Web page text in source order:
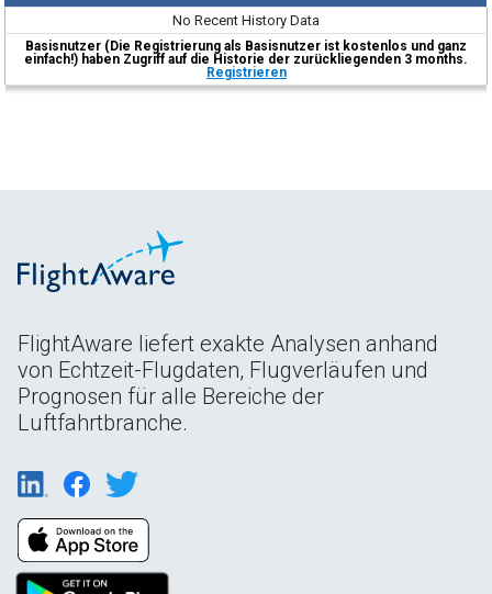
No Recent History Data
Basisnutzer (Die Registrierung als Basisnutzer ist kostenlos und ganz
einfach!) haben Zugriff auf die Historie der zurückliegenden 3 months.
Registrieren
FlightAware liefert exakte Analysen anhand
von Echtzeit-Flugdaten, Flugverläufen und
Prognosen für alle Bereiche der
Luftfahrtbranche.